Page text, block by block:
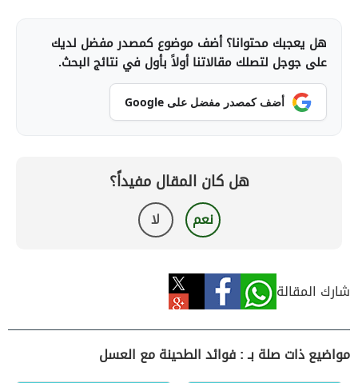
هل يعجبك محتوانا؟ أضف موضوع كمصدر مفضل لديك
على جوجل لتصلك مقالاتنا أولاً بأول في نتائج البحث.
أضف كمصدر مفضل على Google
هل كان المقال مفيداً؟
نعم لا
شارك المقالة
مواضيع ذات صلة بـ : فوائد الطحينة مع العسل